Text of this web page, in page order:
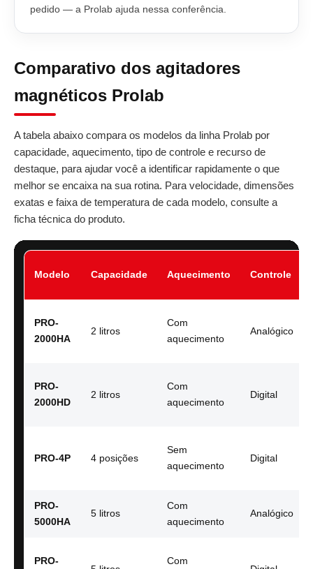
pedido — a Prolab ajuda nessa conferência.
Comparativo dos agitadores
magnéticos Prolab
A tabela abaixo compara os modelos da linha Prolab por
capacidade, aquecimento, tipo de controle e recurso de
destaque, para ajudar você a identificar rapidamente o que
melhor se encaixa na sua rotina. Para velocidade, dimensões
exatas e faixa de temperatura de cada modelo, consulte a
ficha técnica do produto.
Modelo Capacidade Aquecimento Controle
PRO-
2000HA
2 litros
Com
aquecimento
Analógico
PRO-
2000HD
2 litros
Com
aquecimento
Digital
PRO-4P 4 posições
Sem
aquecimento
Digital
PRO-
5000HA
5 litros
Com
aquecimento
Analógico
PRO- Com